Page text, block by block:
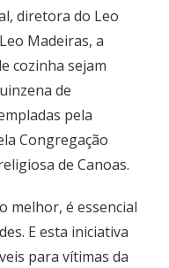
diretora do Leo
Madeiras, a
cozinha sejam
de
pela
Congregação
de Canoas.
melhor, é essencial
E esta iniciativa
para vítimas da